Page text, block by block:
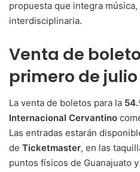
propuesta que integra
interdisciplinaria.
Venta de
primero de julio
La venta de boletos para la
Internacional Cervantino
Las entradas estarán
de Ticketmaster, en las
puntos físicos de Guanajuato